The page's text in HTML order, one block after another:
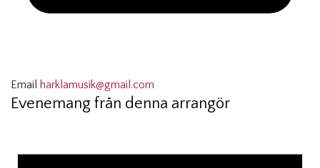
Email harklamusik@gmail.com
Evenemang från denna arrangör